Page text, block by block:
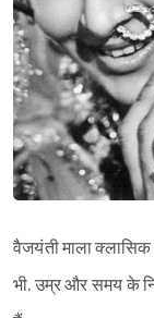
वैजयंती माला
भी. उम्र और समय के